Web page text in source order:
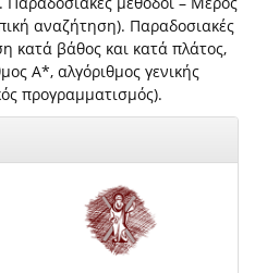
αναζήτηση). Παραδοσιακές
κατά βάθος και κατά πλάτος,
Α*, αλγόριθμος γενικής
προγραμματισμός).